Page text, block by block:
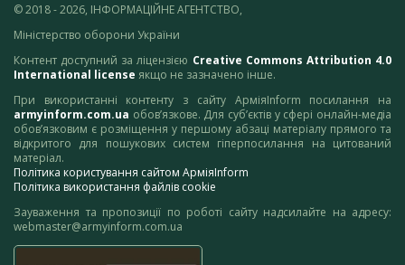
© 2018 - 2026, ІНФОРМАЦІЙНЕ АГЕНТСТВО,
Міністерство оборони України
Контент доступний за ліцензією Creative Commons Attribution 4.0
International license якщо не зазначено інше.
При використанні контенту з сайту АрміяInform посилання на
armyinform.com.ua обов’язкове. Для суб’єктів у сфері онлайн-медіа
обов’язковим є розміщення у першому абзаці матеріалу прямого та
відкритого для пошукових систем гіперпосилання на цитований
матеріал.
Політика користування сайтом АрміяInform
Політика використання файлів cookie
Зауваження та пропозиції по роботі сайту надсилайте на адресу:
webmaster@armyinform.com.ua